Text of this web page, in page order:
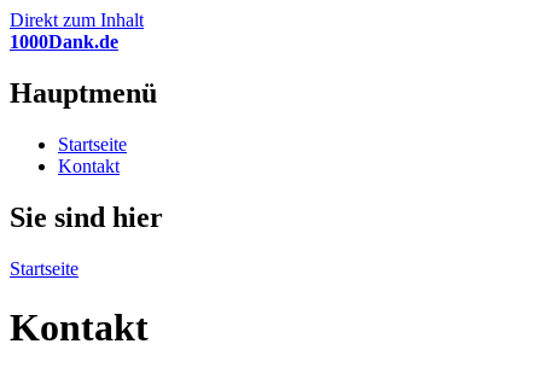
Direkt zum Inhalt
1000Dank.de
Hauptmenü
Startseite
Kontakt
Sie sind hier
Startseite
Kontakt